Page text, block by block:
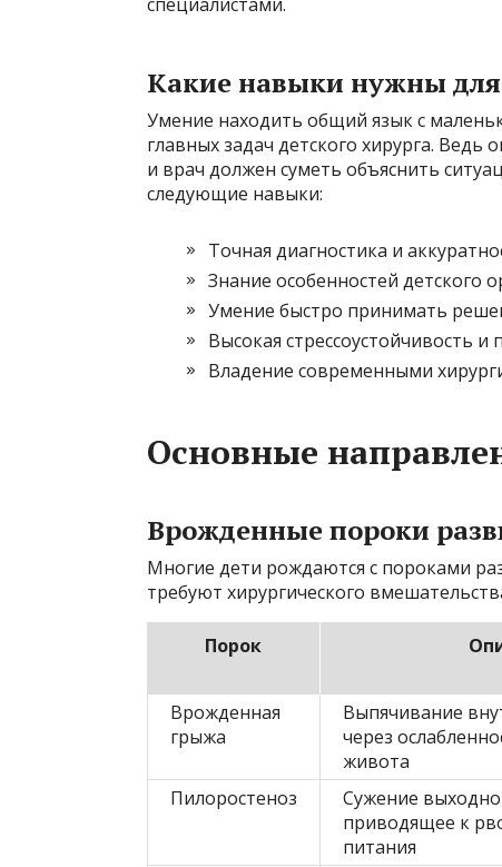
Какие навыки нужны
Умение находить общий язык с
главных задач детского хирурга. Ведь
и врач должен суметь объяснить
следующие навыки:
Точная диагностика и
Знание особенностей детского
Умение быстро принимать
Высокая стрессоустойчивость и
Владение современными
Основные
Врожденные пороки
Многие дети рождаются с пороками
требуют хирургического
Порок
Врожденная
грыжа
Выпячивание
через
живота
Пилоростеноз
Сужение
приводящее к
питания